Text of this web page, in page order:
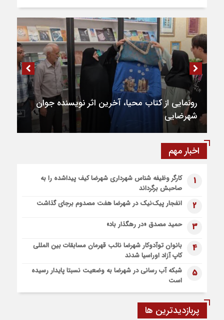
5 روز قبل
۲۸۰ میلیارد تومان اعتبار به تکمیل میدان بسیج شهرضا اختصاص
یافت
6 روز قبل
۹ طرح عمرانی در دوره ششم شوراهای شهر در شهرضا تکمیل شد
6 روز قبل
۸۱ هکتار طالبی در اراضی شهرضا کشت شد
۹۱۰ تن قیر برای آسفالت جاده های کشاورزی شهرضا و دهاقان
اختصاص یافت
6 روز قبل
نخستین مرکز هوش مصنوعی و کسب‌ و کار خلاق شهرستان
شهرضا افتتاح شد
پیاده روی اربعین، ادامه نهضت حسینی است
اعزام موکب بقیه الله الاعظم (عج) از شهرضا به نجف اشرف
قطار زیارتی مشهد مقدس در مسیر شهرضا و دهاقان قرار گرفت
۶۴ میلیارد تومان تسهیلات اشتغالزایی به
مددجویان کمیته امداد شهرضا پرداخت شد
اخبار مهم
1
کارگر وظیفه شناس شهرداری شهرضا کیف پیداشده را به
صاحبش برگرداند
2 انفجار پیک‌نیک در شهرضا هفت مصدوم برجای گذاشت
3 حمید مصدق «در رهگذار باد»
4
بانوان توآدوکار شهرضا نائب قهرمان مسابقات بین المللی
کاپ آزاد اوراسیا شدند
5
شبکه آب رسانی در شهرضا به وضعیت نسبتا پایدار رسیده
است
پربازدیدترین ها